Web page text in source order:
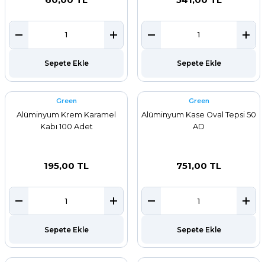
Sepete Ekle Sepete Ekle
Green
Alüminyum Krem Karamel
Kabı 100 Adet
195,00 TL
Sepete Ekle
Green
Alüminyum Kase Oval Tepsi 50
AD
751,00 TL
Sepete Ekle